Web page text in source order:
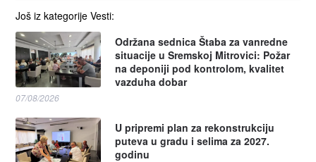
Još iz kategorije Vesti:
Održana sednica Štaba za vanredne
situacije u Sremskoj Mitrovici: Požar
na deponiji pod kontrolom, kvalitet
vazduha dobar
07/08/2026
U pripremi plan za rekonstrukciju
puteva u gradu i selima za 2027.
godinu